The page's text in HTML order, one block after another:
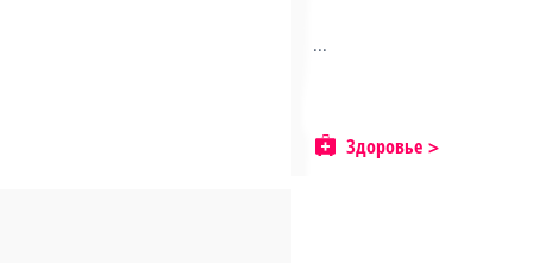
...
Здоровье